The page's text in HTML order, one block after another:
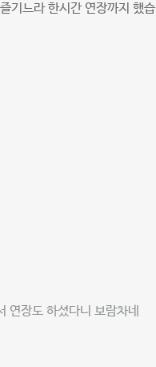
기느라 한시간 연장까지 했습
장도 하셨다니 보람차네